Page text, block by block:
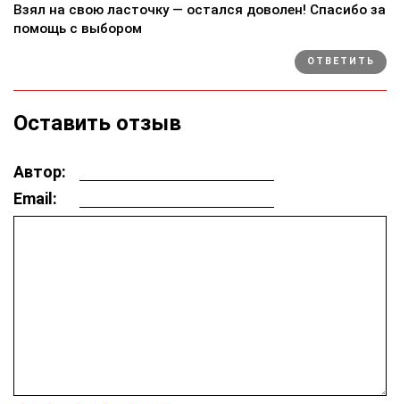
Взял на свою ласточку — остался доволен! Спасибо за
помощь с выбором
ОТВЕТИТЬ
Оставить отзыв
Автор:
Email: